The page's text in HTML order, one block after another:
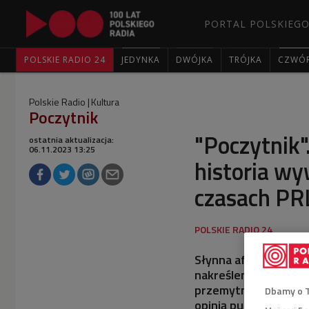
PORTAL
POLSKIE RADIO 24 JEDYNKA DWÓJKA TRÓJKA
Polskie Radio Kultura
Poczytnik
historia
czasach
ostatnia aktualizacja:
06.11.2023 13:25
Słynna afera
nakreślenia
przemytnikiem"
opinią publiczną, a
Dbamy o